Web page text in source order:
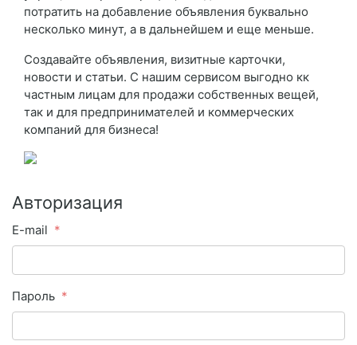
потратить на добавление объявления буквально
несколько минут, а в дальнейшем и еще меньше.
Создавайте объявления, визитные карточки,
новости и статьи. С нашим сервисом выгодно кк
частным лицам для продажи собственных вещей,
так и для предпринимателей и коммерческих
компаний для бизнеса!
Авторизация
E-mail
Пароль